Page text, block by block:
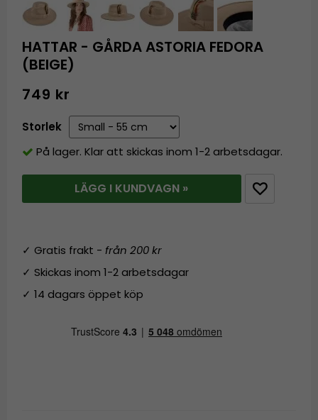
HATTAR - GÅRDA ASTORIA FEDORA
(BEIGE)
749 kr
Storlek
På lager. Klar att skickas inom 1-2 arbetsdagar.
LÄGG I KUNDVAGN »
✓ Gratis frakt -från 200 kr
✓ Skickas inom 1-2 arbetsdagar
✓ 14 dagars öppet köp